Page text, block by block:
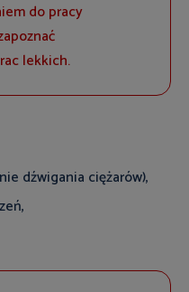
do pracy
lekkich.
dźwigania ciężarów),